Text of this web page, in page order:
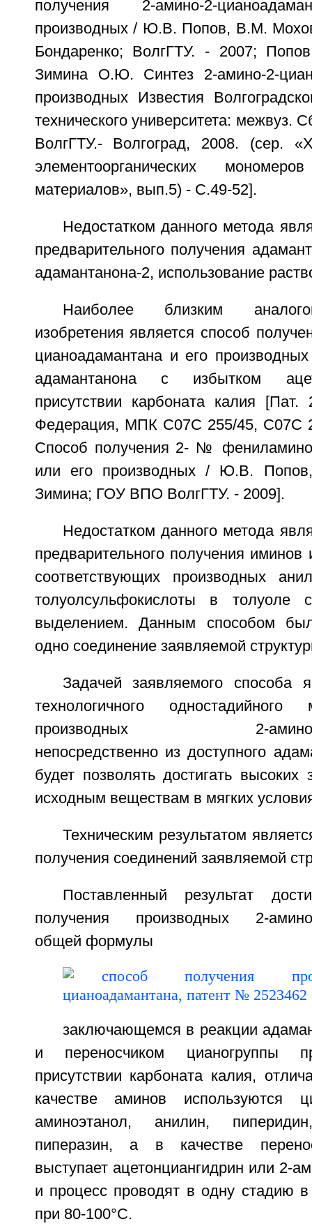
получения 2-амино-2-
производных / Ю.В. Попов, В.М.
Бондаренко; ВолгГТУ. - 2007;
Зимина О.Ю. Синтез 2-амино-2-
производных Известия
технического университета: межвуз.
ВолгГТУ.- Волгоград, 2008. (сер.
элементоорганических
материалов», вып.5) - С.49-52].
Недостатком данного метода
предварительного получения
адамантанона-2, использование
Наиболее близким
изобретения является способ
цианоадамантана и его
адамантанона с избытком
присутствии карбоната калия [Пат.
Федерация, МПК С07С 255/45, С07С
Способ получения 2- №
или его производных / Ю.В.
Зимина; ГОУ ВПО ВолгГТУ. - 2009].
Недостатком данного метода
предварительного получения
соответствующих производных
толуолсульфокислоты в
выделением. Данным способом
одно соединение заявляемой
Задачей заявляемого способа
технологичного
производных 2-амино-2-
непосредственно из доступного
будет позволять достигать
исходным веществам в мягких
Техническим результатом
получения соединений заявляемой
Поставленный результат
получения производных 2-амино-
общей формулы
заключающемся в реакции
и переносчиком цианогруппы
присутствии карбоната калия,
качестве аминов используются
аминоэтанол, анилин,
пиперазин, а в качестве
выступает ацетонциангидрин или 2-
и процесс проводят в одну стадию в
при 80-100°С.